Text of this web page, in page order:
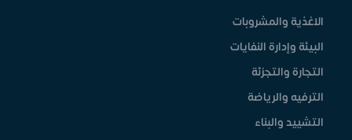
الاغذية والمشروبات
البيئة وإدارة النفايات
التجارة والتجزئة
الترفيه والرياضة
التشييد والبناء